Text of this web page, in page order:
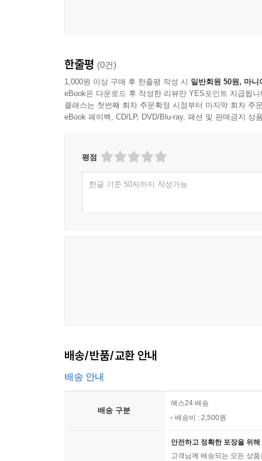
한줄평 (0건)
1,000원 이상 구매 후 한줄평 작성 시 일반회원 50원, 마니
eBook은 다운로드 후 작성한 리뷰만 YES포인트 지급됩니
클래스는 첫번째 회차 주문확정 시점부터 마지막 회차 주
eBook 페이백, CD/LP, DVD/Blu-ray, 패션 및 판매금지 상
평점
한글 기준 50자까지 작성가능
배송/반품/교환 안내
배송 안내
배송 구분
예스24 배송
배송비 : 2,500원
안전하고 정확한 포장을 위
고객님께 배송되는 모든 상